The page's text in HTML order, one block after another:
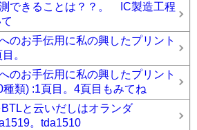
できることは？？。 IC製造工程
お手伝用に私の興したプリント
。
お手伝用に私の興したプリント
類) :1頁目。4頁目もみてね
BTLと云いだしはオランダ
。tda1510